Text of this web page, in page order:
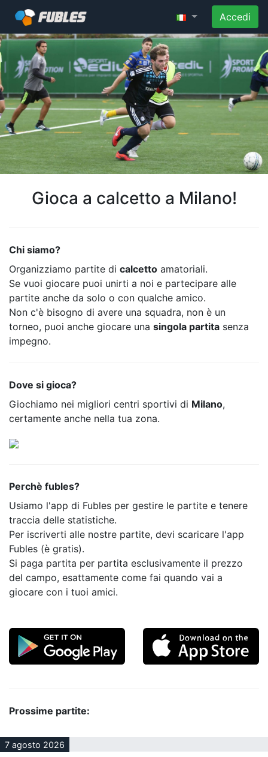
Accedi
Gioca a calcetto a Milano!
Chi siamo?
Organizziamo partite di calcetto amatoriali.
Se vuoi giocare puoi unirti a noi e partecipare alle
partite anche da solo o con qualche amico.
Non c'è bisogno di avere una squadra, non è un
torneo, puoi anche giocare una singola partita senza
impegno.
Dove si gioca?
Giochiamo nei migliori centri sportivi di Milano,
certamente anche nella tua zona.
Perchè fubles?
Usiamo l'app di Fubles per gestire le partite e tenere
traccia delle statistiche.
Per iscriverti alle nostre partite, devi scaricare l'app
Fubles (è gratis).
Si paga partita per partita esclusivamente il prezzo
del campo, esattamente come fai quando vai a
giocare con i tuoi amici.
Prossime partite:
7 agosto 2026